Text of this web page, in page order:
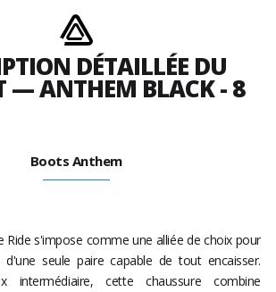
DÉTAILLÉE DU
— ANTHEM BLACK - 8
Boots Anthem
Ride s'impose comme une alliée de choix pour
seule paire capable de tout encaisser.
cette chaussure combine